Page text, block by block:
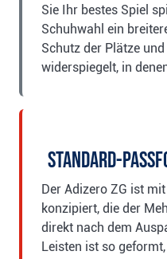
Sie Ihr bestes Spiel
Schuhwahl ein
Schutz der Plätze
widerspiegelt, in
Standard-
Der Adizero ZG ist
konzipiert, die der
direkt nach dem
Leisten ist so